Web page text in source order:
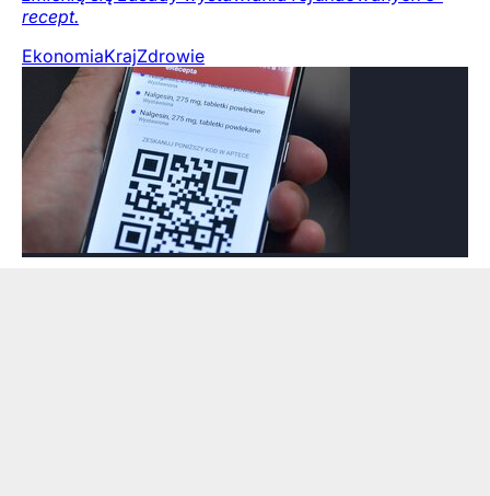
recept.
EkonomiaKrajZdrowie